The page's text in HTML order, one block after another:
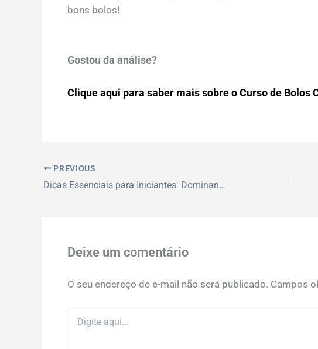
bons bolos!
Gostou da análise?
Clique aqui para saber mais sobre o Curso de Bolos
PREVIOUS
Dicas Essenciais para Iniciantes: Dominando o Alongamento de Fibra de Vidro
Deixe um comentário
O seu endereço de e-mail não será publicado. Campos
aqui...